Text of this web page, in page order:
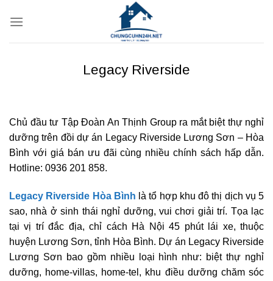
qua
Legacy Riverside
Chủ đầu tư Tập Đoàn An Thịnh Group ra mắt biệt thự nghỉ
dưỡng trên đồi dự án Legacy Riverside Lương Sơn – Hòa
Bình với giá bán ưu đãi cùng nhiều chính sách hấp dẫn.
Hotline: 0936 201 858.
Legacy Riverside Hòa Bình là tổ hợp khu đô thị dịch vụ 5
sao, nhà ở sinh thái nghỉ dưỡng, vui chơi giải trí. Tọa lạc
tại vị trí đắc địa, chỉ cách Hà Nội 45 phút lái xe, thuộc
huyện Lương Sơn, tỉnh Hòa Bình. Dự án Legacy Riverside
Lương Sơn bao gồm nhiều loại hình như: biệt thự nghỉ
dưỡng, home-villas, home-tel, khu điều dưỡng chăm sóc